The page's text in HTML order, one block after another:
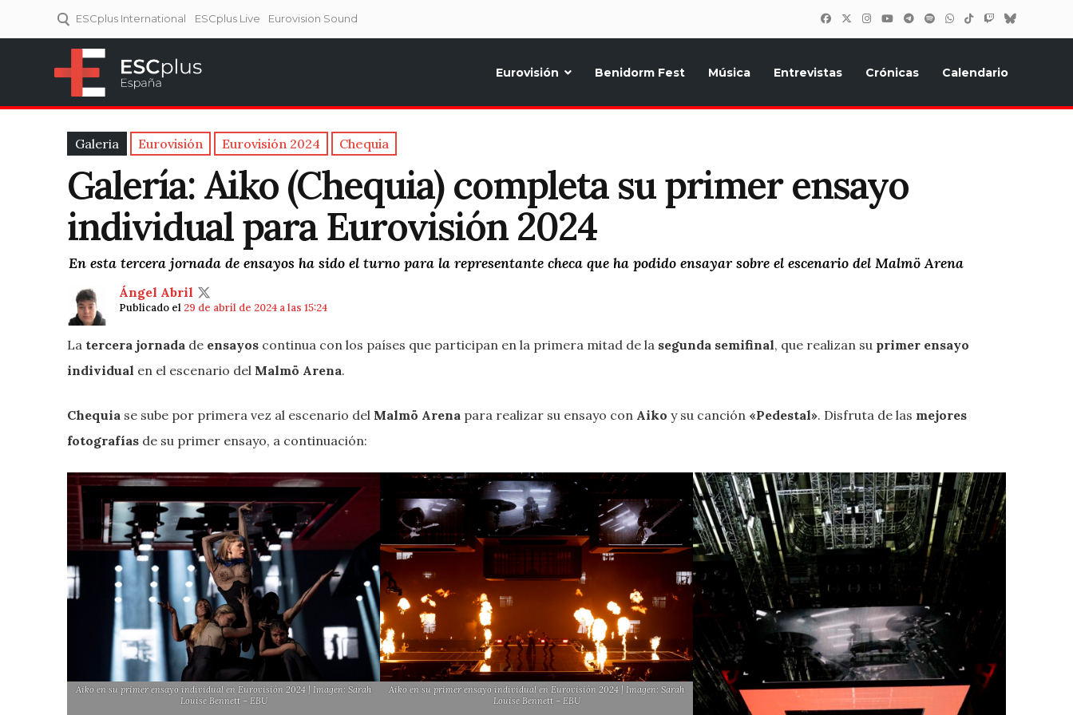
ESCplus International ESCplus Live Eurovision Sound
Eurovisión Benidorm Fest Música Entrevistas Crónicas Calendario
Galeria Eurovisión Eurovisión 2024 Chequia
Galería: Aiko (Chequia) completa su primer ensayo
individual para Eurovisión 2024
En esta tercera jornada de ensayos ha sido el turno para la representante checa que ha podido ensayar sobre el escenario del Malmö Arena
Ángel Abril
Publicado el 29 de abril de 2024 a las 15:24
La tercera jornada de ensayos continua con los países que participan en la primera mitad de la segunda semifinal, que realizan su primer ensayo
individual en el escenario del Malmö Arena.
Chequia se sube por primera vez al escenario del Malmö Arena para realizar su ensayo con Aiko y su canción «Pedestal». Disfruta de las mejores
fotografías de su primer ensayo, a continuación:
Aiko en su primer ensayo individual en Eurovisión 2024 | Imagen: Sarah
Louise Bennett – EBU
Aiko en su primer ensayo individual en Eurovisión 2024 | Imagen: Sarah
Louise Bennett – EBU